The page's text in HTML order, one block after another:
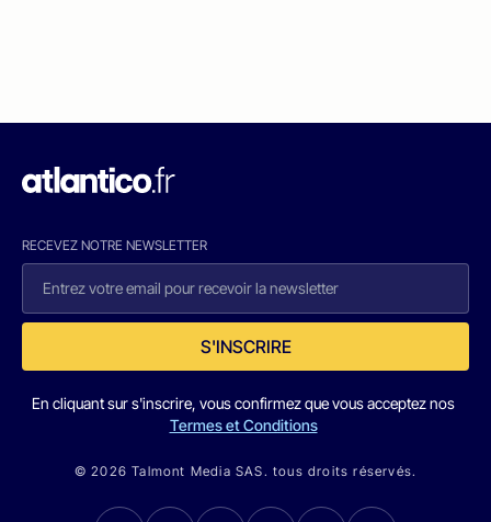
RECEVEZ NOTRE NEWSLETTER
S'INSCRIRE
En cliquant sur s'inscrire, vous confirmez que vous acceptez nos
Termes et Conditions
© 2026 Talmont Media SAS. tous droits réservés.